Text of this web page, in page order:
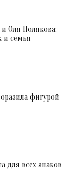
Оля Полякова:
и семья
фигурой
для всех знаков